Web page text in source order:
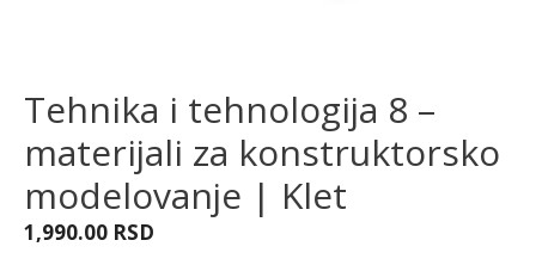
Tehnika i tehnologija 8 –
materijali za konstruktorsko
modelovanje | Klet
1,990.00 RSD